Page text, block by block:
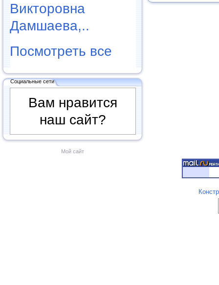
Викторовна
Дамшаева,..
Посмотреть все
Социальные сети
Вам нравится
наш сайт?
Мой сайт